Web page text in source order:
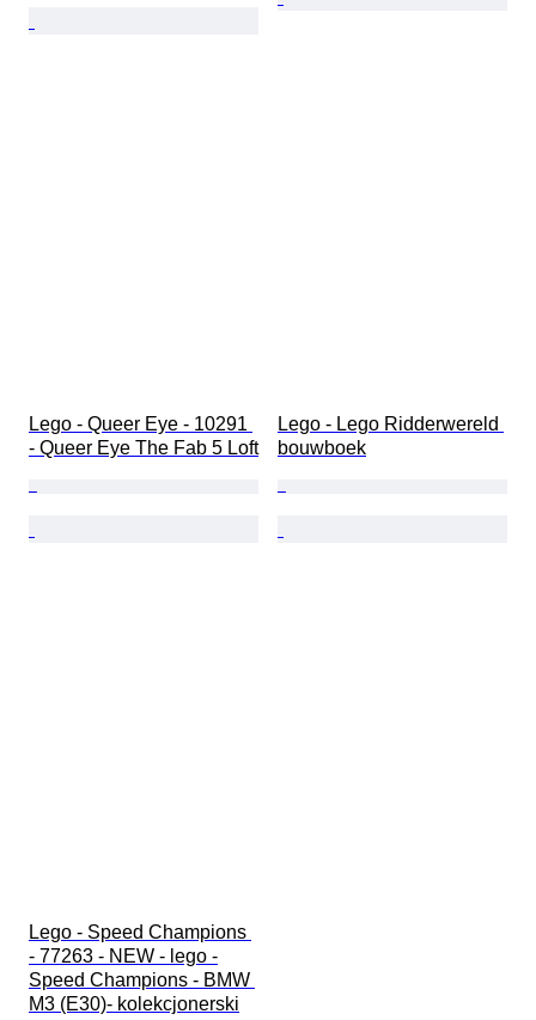
Lego - Queer Eye - 10291
- Queer Eye The Fab 5 Loft
Lego - Lego Ridderwereld
bouwboek
Lego - Speed Champions
- 77263 - NEW - lego -
Speed Champions - BMW
M3 (E30)- kolekcjonerski